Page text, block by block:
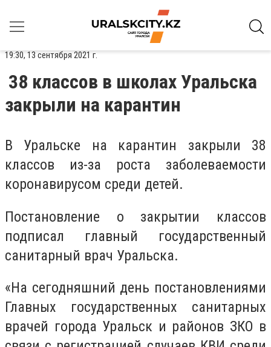
19:30, 13 сентября 2021 г.
38 классов в школах Уральска
закрыли на карантин
В Уральске на карантин закрыли 38
классов из-за роста заболеваемости
коронавирусом среди детей.
Постановление о закрытии классов
подписал главный государственный
санитарный врач Уральска.
«На сегодняшний день постановлениями
Главных государственных санитарных
врачей города Уральск и районов ЗКО в